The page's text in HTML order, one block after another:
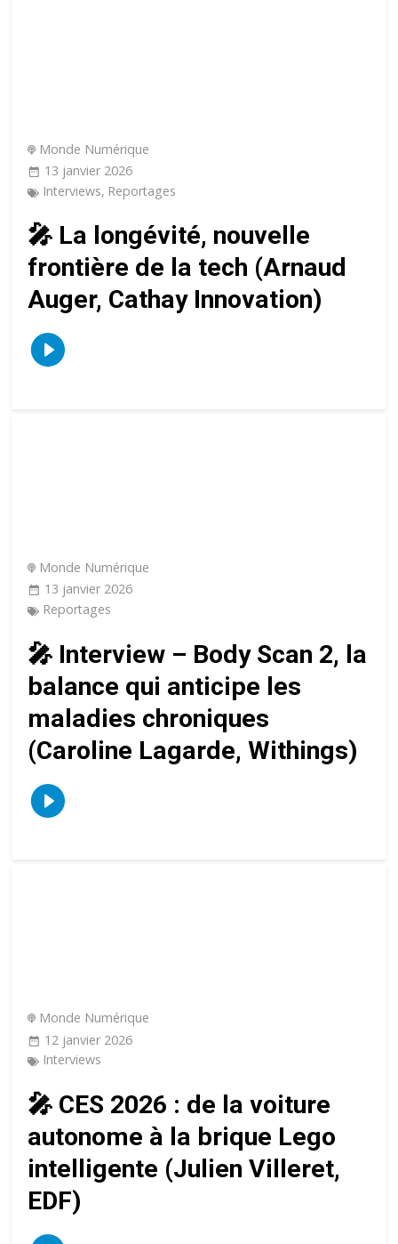
Monde Numérique
13 janvier 2026
Interviews, Reportages
🎤 La longévité, nouvelle
frontière de la tech (Arnaud
Auger, Cathay Innovation)
Monde Numérique
13 janvier 2026
Reportages
🎤 Interview – Body Scan 2, la
balance qui anticipe les
maladies chroniques
(Caroline Lagarde, Withings)
Monde Numérique
12 janvier 2026
Interviews
🎤 CES 2026 : de la voiture
autonome à la brique Lego
intelligente (Julien Villeret,
EDF)